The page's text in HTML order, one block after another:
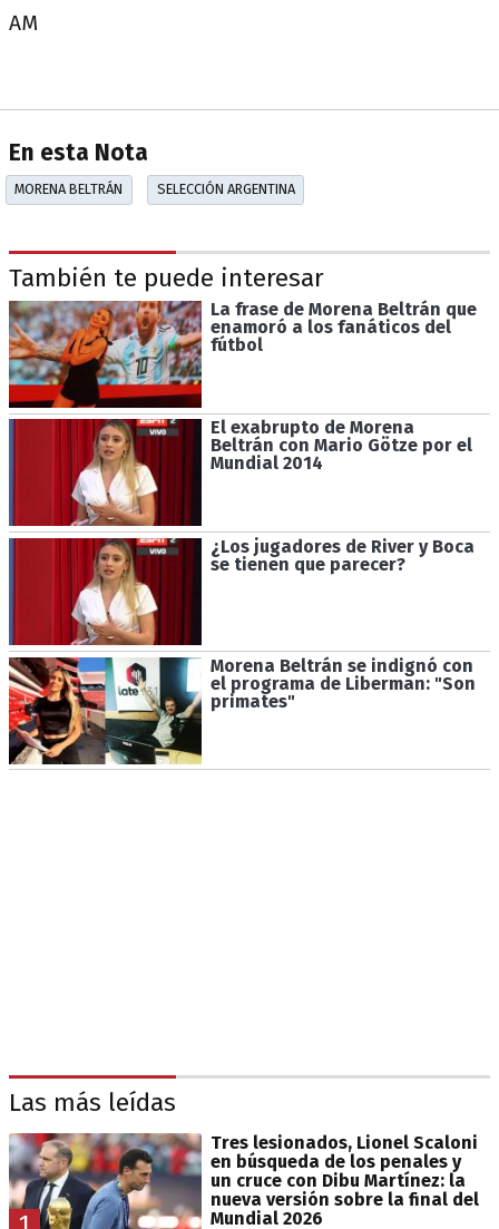
AM
En esta Nota
MORENA BELTRÁN SELECCIÓN ARGENTINA
También te puede interesar
La frase de Morena Beltrán que
enamoró a los fanáticos del
fútbol
El exabrupto de Morena
Beltrán con Mario Götze por el
Mundial 2014
¿Los jugadores de River y Boca
se tienen que parecer?
Morena Beltrán se indignó con
el programa de Liberman: "Son
primates"
Las más leídas
Tres lesionados, Lionel Scaloni
en búsqueda de los penales y
un cruce con Dibu Martínez: la
nueva versión sobre la final del
Mundial 2026